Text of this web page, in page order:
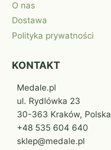
O nas
Dostawa
Polityka prywatności
KONTAKT
Medale.pl
ul. Rydlówka 23
30-363 Kraków, Polska
+48 535 604 640
sklep@medale.pl